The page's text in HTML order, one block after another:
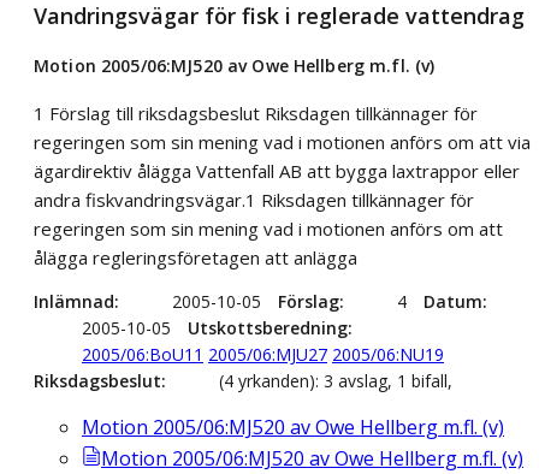
Vandringsvägar för fisk i reglerade vattendrag
Motion 2005/06:MJ520 av Owe Hellberg m.fl. (v)
1 Förslag till riksdagsbeslut Riksdagen tillkännager för
regeringen som sin mening vad i motionen anförs om att via
ägardirektiv ålägga Vattenfall AB att bygga laxtrappor eller
andra fiskvandringsvägar.1 Riksdagen tillkännager för
regeringen som sin mening vad i motionen anförs om att
ålägga regleringsföretagen att anlägga
Inlämnad 2005-10-05 Förslag 4
Datum
2005-10-05
Utskottsberedning
2005/06:BoU11 2005/06:MJU27 2005/06:NU19
Riksdagsbeslut
(4 yrkanden): 3 avslag, 1 bifall,
Motion 2005/06:MJ520 av Owe Hellberg m.fl. (v)
Motion 2005/06:MJ520 av Owe Hellberg m.fl. (v)